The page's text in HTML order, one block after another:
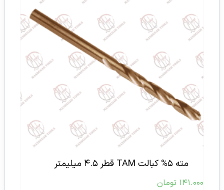
مته ۵% کبالت TAM قطر ۴.۵ میلیمتر
۱۴۱.۰۰۰ تومان